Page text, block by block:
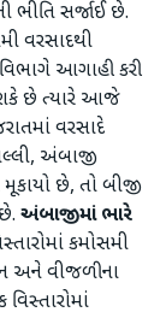
ભીતિ સર્જાઈ છે.
વરસાદથી
આગાહી કરી
શકે છે ત્યારે આજે
વરસાદે
અંબાજી
છે, તો બીજી
અંબાજીમાં ભારે
કમોસમી
અને વીજળીના